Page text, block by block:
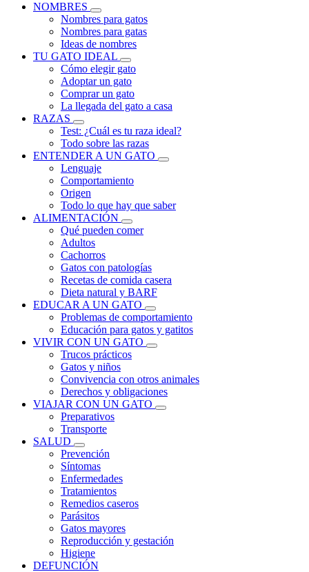
NOMBRES
Nombres para gatos
Nombres para gatas
Ideas de nombres
TU GATO IDEAL
Cómo elegir gato
Adoptar un gato
Comprar un gato
La llegada del gato a casa
RAZAS
Test: ¿Cuál es tu raza ideal?
Todo sobre las razas
ENTENDER A UN GATO
Lenguaje
Comportamiento
Origen
Todo lo que hay que saber
ALIMENTACIÓN
Qué pueden comer
Adultos
Cachorros
Gatos con patologías
Recetas de comida casera
Dieta natural y BARF
EDUCAR A UN GATO
Problemas de comportamiento
Educación para gatos y gatitos
VIVIR CON UN GATO
Trucos prácticos
Gatos y niños
Convivencia con otros animales
Derechos y obligaciones
VIAJAR CON UN GATO
Preparativos
Transporte
SALUD
Prevención
Síntomas
Enfermedades
Tratamientos
Remedios caseros
Parásitos
Gatos mayores
Reproducción y gestación
Higiene
DEFUNCIÓN